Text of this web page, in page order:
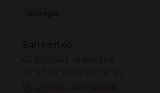
Spiaggia
Sanxenxo